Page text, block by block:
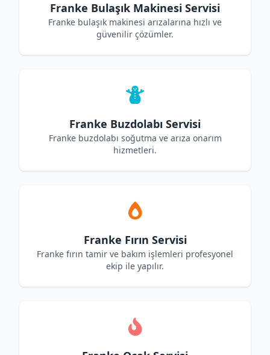
Franke Bulaşık Makinesi Servisi
Franke bulaşık makinesi arızalarına hızlı ve
güvenilir çözümler.
Franke Buzdolabı Servisi
Franke buzdolabı soğutma ve arıza onarım
hizmetleri.
Franke Fırın Servisi
Franke fırın tamir ve bakım işlemleri profesyonel
ekip ile yapılır.